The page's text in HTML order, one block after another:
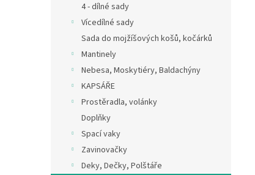
4 - dílné sady
Vícedílné sady
Sada do mojžíšových košů, kočárků
Mantinely
Nebesa, Moskytiéry, Baldachýny
KAPSÁŘE
Prostěradla, volánky
Doplňky
Spací vaky
Zavinovačky
Deky, Dečky, Polštáře